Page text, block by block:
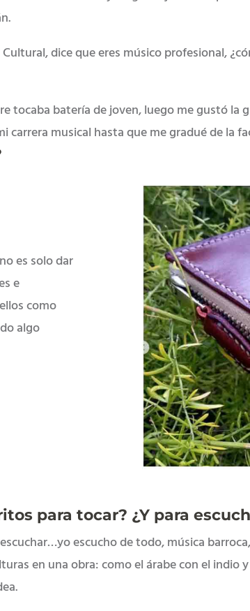
dice que eres músico profesional,
tocaba batería de joven, luego me gustó la
carrera musical hasta que me gradué de la
es solo dar
e
como
algo
para tocar? ¿Y para
escucho de todo, música
en una obra: como el árabe con el